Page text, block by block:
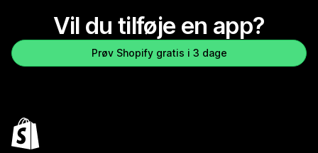
Vil du tilføje en app?
Prøv Shopify gratis i 3 dage